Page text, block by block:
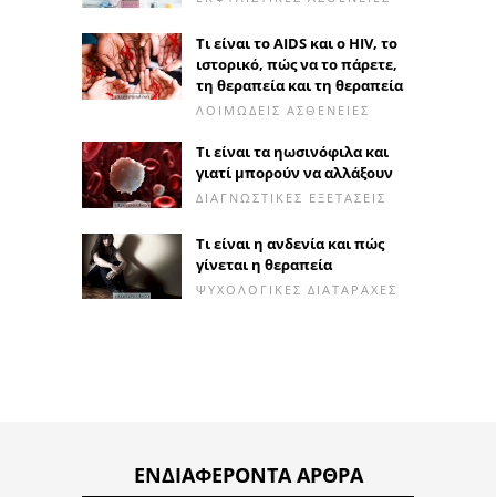
Τι είναι το AIDS και ο HIV, το
ιστορικό, πώς να το πάρετε,
τη θεραπεία και τη θεραπεία
ΛΟΙΜΏΔΕΙΣ ΑΣΘΈΝΕΙΕΣ
Τι είναι τα ηωσινόφιλα και
γιατί μπορούν να αλλάξουν
ΔΙΑΓΝΩΣΤΙΚΈΣ ΕΞΕΤΆΣΕΙΣ
Τι είναι η ανδενία και πώς
γίνεται η θεραπεία
ΨΥΧΟΛΟΓΙΚΈΣ ΔΙΑΤΑΡΑΧΈΣ
ΕΝΔΙΑΦΈΡΟΝΤΑ ΆΡΘΡΑ